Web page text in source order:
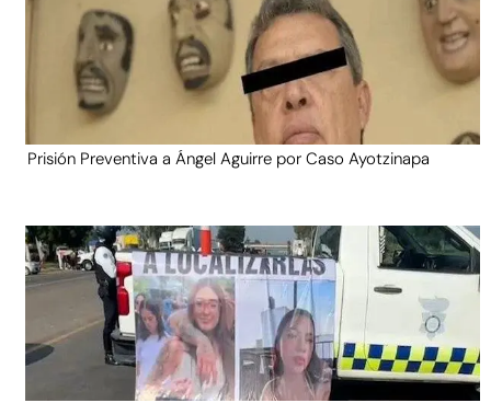
Prisión Preventiva a Ángel Aguirre por Caso Ayotzinapa